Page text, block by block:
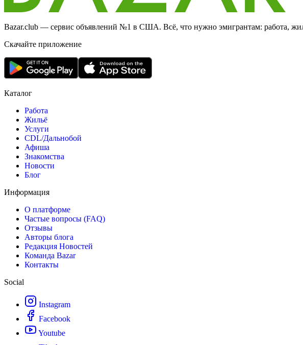
Bazar.club — сервис объявлений №1 в США. Всё, что нужно эмигрантам: работа,
Скачайте приложение
Каталог
Работа
Жильё
Услуги
CDL/Дальнобой
Афиша
Знакомства
Новости
Блог
Информация
О платформе
Частые вопросы (FAQ)
Отзывы
Авторы блога
Редакция Новостей
Команда Bazar
Контакты
Social
Instagram
Facebook
Youtube